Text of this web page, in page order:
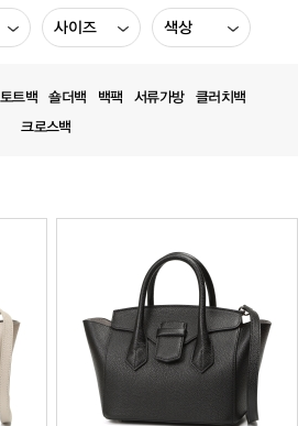
사이즈 색상
토트백 숄더백 백팩 서류가방
클러치백
크로스백